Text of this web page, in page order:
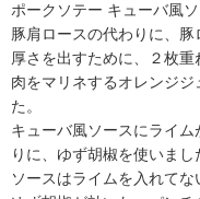
ポークソテー キューバ風
豚肩ロースの代わりに、豚
厚さを出すために、２枚重
肉をマリネするオレンジ
た。
キューバ風ソースにライ
りに、ゆず胡椒を使いまし
ソースはライムを入れて